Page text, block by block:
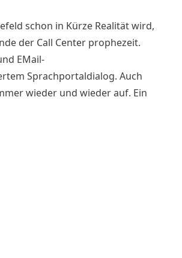
schon in Kürze Realität wird,
der Call Center prophezeit.
EMail-
Sprachportaldialog. Auch
wieder und wieder auf. Ein